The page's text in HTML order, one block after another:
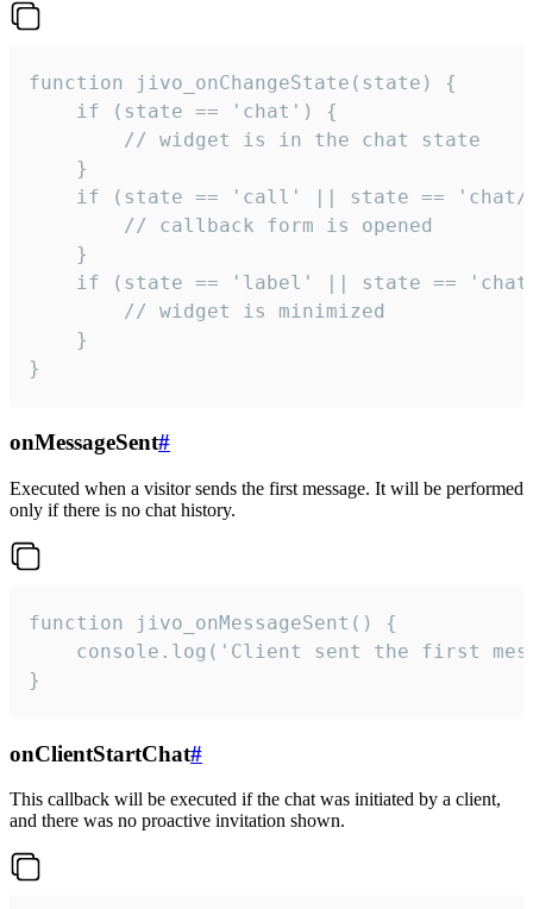
function jivo_onChangeState(state) {
    if (state == 'chat') {
        // widget is in the chat state
    }
if (state == 'call' || state ==
        // callback form is opened
    }
if (state == 'label' || state ==
        // widget is minimized
    }
}
onMessageSent#
Executed when a visitor sends the first message. It will be performed
only if there is no chat history.
function jivo_onMessageSent() {
console.log('Client sent the first
}
onClientStartChat#
This callback will be executed if the chat was initiated by a client,
and there was no proactive invitation shown.